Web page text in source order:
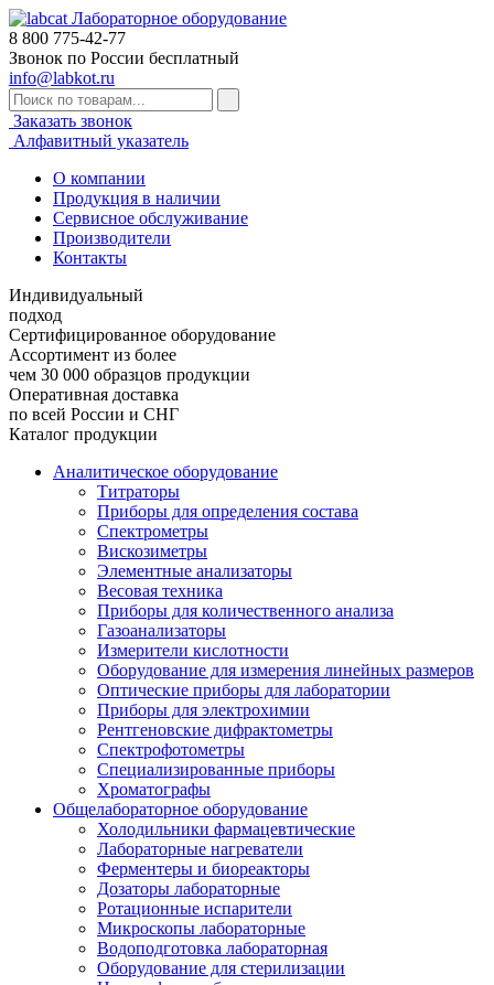
Лабораторное оборудование
8 800 775-42-77
Звонок по России бесплатный
info@labkot.ru
Заказать звонок
Алфавитный указатель
О компании
Продукция в наличии
Сервисное обслуживание
Производители
Контакты
Индивидуальный
подход
Сертифицированное оборудование
Ассортимент из более
чем 30 000 образцов продукции
Оперативная доставка
по всей России и СНГ
Каталог продукции
Аналитическое оборудование
Титраторы
Приборы для определения состава
Спектрометры
Вискозиметры
Элементные анализаторы
Весовая техника
Приборы для количественного анализа
Газоанализаторы
Измерители кислотности
Оборудование для измерения линейных размеров
Оптические приборы для лаборатории
Приборы для электрохимии
Рентгеновские дифрактометры
Спектрофотометры
Специализированные приборы
Хроматографы
Общелабораторное оборудование
Холодильники фармацевтические
Лабораторные нагреватели
Ферментеры и биореакторы
Дозаторы лабораторные
Ротационные испарители
Микроскопы лабораторные
Водоподготовка лабораторная
Оборудование для стерилизации